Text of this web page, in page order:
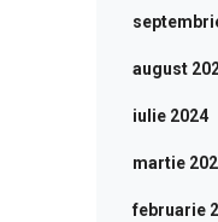
august
iulie 2024
martie
februarie